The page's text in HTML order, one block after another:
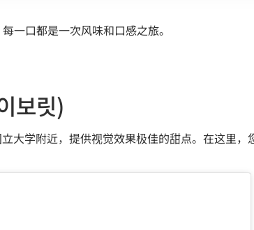
一口都是一次风味和口感之旅。
보릿)
大学附近，提供视觉效果极佳的甜点。在这里